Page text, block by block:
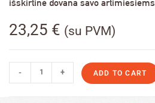
išskirtinė dovana savo artimiesiems
23,25 € (su PVM)
- + ADD TO CART